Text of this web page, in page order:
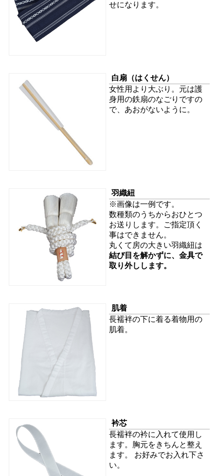
せになります。
白扇 （はくせん）
女性用より大ぶり。元は護
身用の鉄扇のなごりですの
で、あおがないように。
羽織紐
※画像は一例です。
数種類のうちからおひとつ
お送りします。ご指定頂く
事はできません。
丸くて房の大きい羽織紐は
結び目を解かずに、金具で
取り外しします。
肌着
長襦袢の下に着る着物用の
肌着。
衿芯
長襦袢の衿に入れて使用し
ます。胸元をきちんと整え
ます。 お好みでお入れ下さ
い。